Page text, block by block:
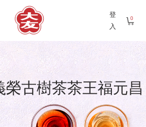
登
入
0
榮古樹茶茶王福元昌